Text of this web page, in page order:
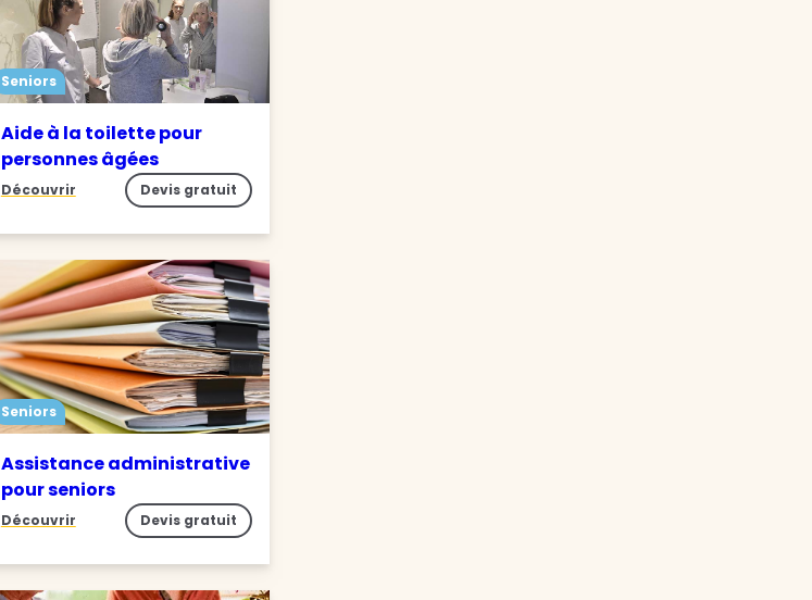
Seniors
Aide à la toilette pour
personnes âgées
Découvrir Devis gratuit
Seniors
Assistance administrative
pour seniors
Découvrir Devis gratuit